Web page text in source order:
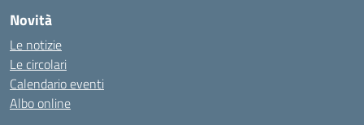
Novità
Le notizie
Le circolari
Calendario eventi
Albo online